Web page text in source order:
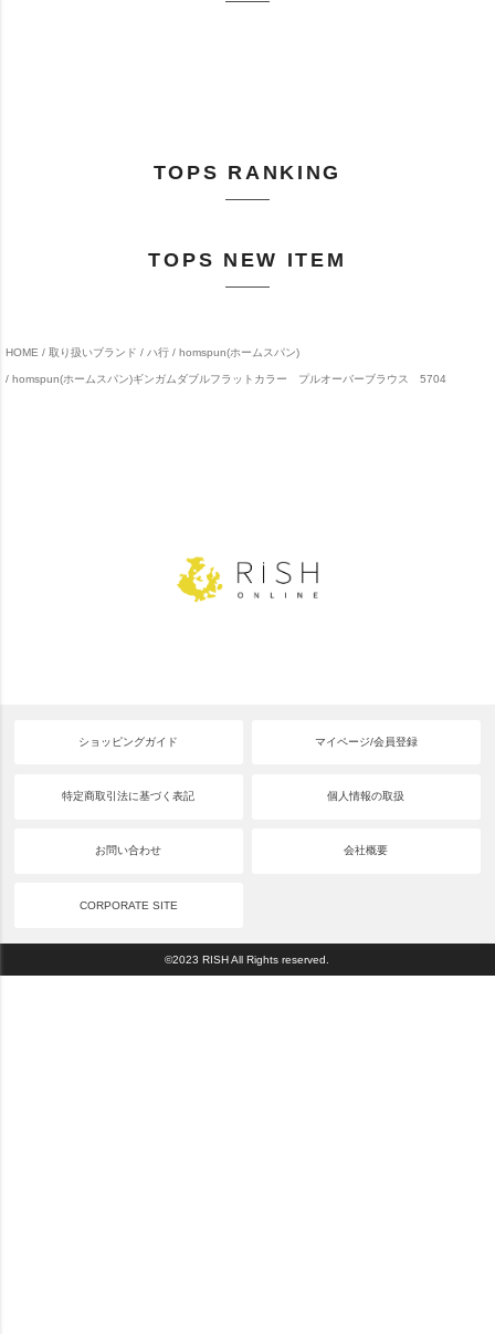
TOPS RANKING
TOPS NEW ITEM
HOME 取り扱いブランド ハ行 homspun(ホームスパン)
homspun(ホームスパン)ギンガムダブルフラットカラー プルオーバーブラウス 5704
ショッピングガイド マイページ/会員登録
特定商取引法に基づく表記 個人情報の取扱
お問い合わせ 会社概要
CORPORATE SITE
©2023 RISH All Rights reserved.